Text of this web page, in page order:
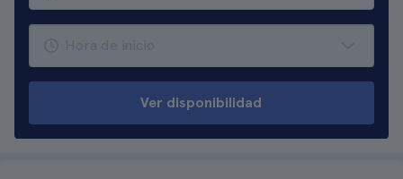
Ver disponibilidad